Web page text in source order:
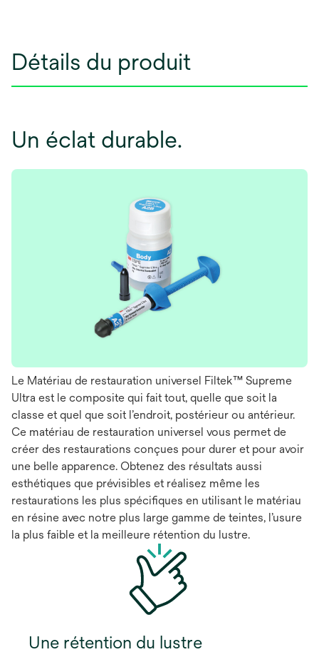
Détails du produit
Un éclat durable.
Le Matériau de restauration universel Filtek™ Supreme
Ultra est le composite qui fait tout, quelle que soit la
classe et quel que soit l’endroit, postérieur ou antérieur.
Ce matériau de restauration universel vous permet de
créer des restaurations conçues pour durer et pour avoir
une belle apparence. Obtenez des résultats aussi
esthétiques que prévisibles et réalisez même les
restaurations les plus spécifiques en utilisant le matériau
en résine avec notre plus large gamme de teintes, l’usure
la plus faible et la meilleure rétention du lustre.
Une rétention du lustre